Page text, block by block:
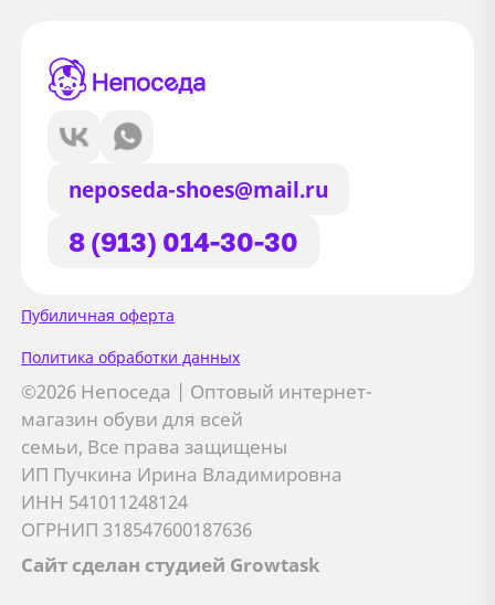
neposeda-shoes@mail.ru
8 (913) 014-30-30
Пубиличная оферта
Политика обработки данных
©2026 Непоседа | Оптовый интернет-
магазин обуви для всей
семьи, Все права защищены
ИП Пучкина Ирина Владимировна
ИНН 541011248124
ОГРНИП 318547600187636
Сайт сделан студией Growtask
Сайт использует файлы Cookie
Мы используем файлы cookie и
сторонние сервисы (Yandex.Metrica и
AppMetrica) для анализа трафика,
персонализации контента и улучшения
сайта.
Подробнее см. вПолитике обработки персональных
данных
Принимаю